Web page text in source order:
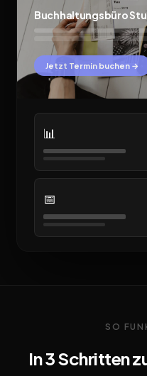
Buchhaltungsbüro
Jetzt Termin buchen →
📊
📅
SO
In 3 Schritten